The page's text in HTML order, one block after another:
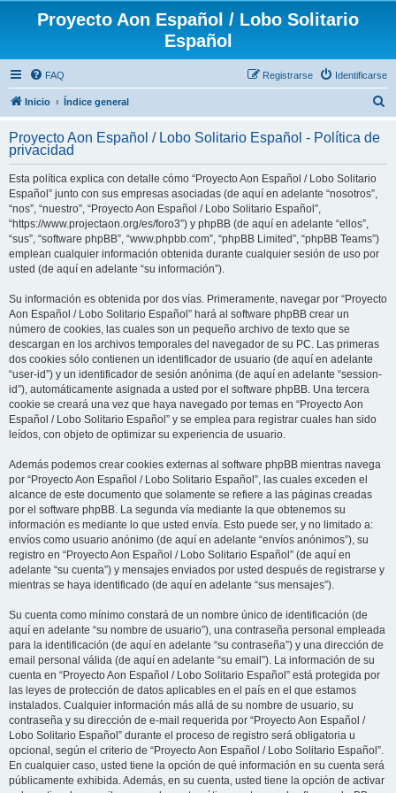
Proyecto Aon Español / Lobo Solitario
Español
FAQ Identificarse
Registrarse
Inicio Índice general
c
Proyecto Aon Español / Lobo Solitario Español - Política de
privacidad
Esta política explica con detalle cómo “Proyecto Aon Español / Lobo Solitario
Español” junto con sus empresas asociadas (de aquí en adelante “nosotros”,
“nos”, “nuestro”, “Proyecto Aon Español / Lobo Solitario Español”,
“https://www.projectaon.org/es/foro3”) y phpBB (de aquí en adelante “ellos”,
“sus”, “software phpBB”, “www.phpbb.com”, “phpBB Limited”, “phpBB Teams”)
emplean cualquier información obtenida durante cualquier sesión de uso por
usted (de aquí en adelante “su información”).
Su información es obtenida por dos vías. Primeramente, navegar por “Proyecto
Aon Español / Lobo Solitario Español” hará al software phpBB crear un
número de cookies, las cuales son un pequeño archivo de texto que se
descargan en los archivos temporales del navegador de su PC. Las primeras
dos cookies sólo contienen un identificador de usuario (de aquí en adelante
“user-id”) y un identificador de sesión anónima (de aquí en adelante “session-
id”), automáticamente asignada a usted por el software phpBB. Una tercera
cookie se creará una vez que haya navegado por temas en “Proyecto Aon
Español / Lobo Solitario Español” y se emplea para registrar cuales han sido
leídos, con objeto de optimizar su experiencia de usuario.
Además podemos crear cookies externas al software phpBB mientras navega
por “Proyecto Aon Español / Lobo Solitario Español”, las cuales exceden el
alcance de este documento que solamente se refiere a las páginas creadas
por el software phpBB. La segunda vía mediante la que obtenemos su
información es mediante lo que usted envía. Esto puede ser, y no limitado a:
envíos como usuario anónimo (de aquí en adelante “envíos anónimos”), su
registro en “Proyecto Aon Español / Lobo Solitario Español” (de aquí en
adelante “su cuenta”) y mensajes enviados por usted después de registrarse y
mientras se haya identificado (de aquí en adelante “sus mensajes”).
Su cuenta como mínimo constará de un nombre único de identificación (de
aquí en adelante “su nombre de usuario”), una contraseña personal empleada
para la identificación (de aquí en adelante “su contraseña”) y una dirección de
email personal válida (de aquí en adelante “su email”). La información de su
cuenta en “Proyecto Aon Español / Lobo Solitario Español” está protegida por
las leyes de protección de datos aplicables en el país en el que estamos
instalados. Cualquier información más allá de su nombre de usuario, su
contraseña y su dirección de e-mail requerida por “Proyecto Aon Español /
Lobo Solitario Español” durante el proceso de registro será obligatoria u
opcional, según el criterio de “Proyecto Aon Español / Lobo Solitario Español”.
En cualquier caso, usted tiene la opción de qué información en su cuenta será
públicamente exhibida. Además, en su cuenta, usted tiene la opción de activar